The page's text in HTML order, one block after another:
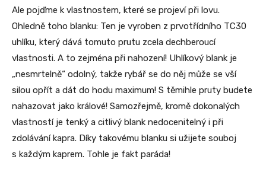
Ale pojďme k vlastnostem, které se projeví při lovu.
Ohledně toho blanku: Ten je vyroben z prvotřídního TC30
uhlíku, který dává tomuto prutu zcela dechberoucí
vlastnosti. A to zejména při nahození! Uhlíkový blank je
„nesmrtelně“ odolný, takže rybář se do něj může se vší
silou opřít a dát do hodu maximum! S těmihle pruty budete
nahazovat jako králové! Samozřejmě, kromě dokonalých
vlastností je tenký a citlivý blank nedocenitelný i při
zdolávání kapra. Díky takovému blanku si užijete souboj
s každým kaprem. Tohle je fakt paráda!